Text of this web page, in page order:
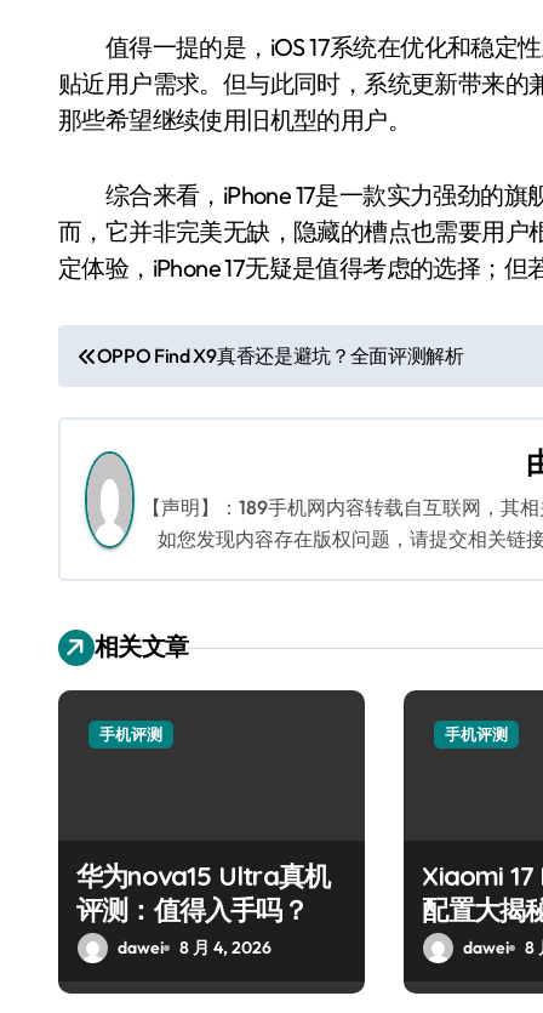
值得一提的是，iOS 17系统在优化和稳定
贴近用户需求。但与此同时，系统更新带来
那些希望继续使用旧机型的用户。
综合来看，iPhone 17是一款实力强劲的旗
而，它并非完美无缺，隐藏的槽点也需要用
定体验，iPhone 17无疑是值得考虑的选择；
文
章
导
航
OPPO Find X9真香还是避坑？全面评测解析
【声明】：189手机网内容转载自互联网，其
如您发现内容存在版权问题，请提交相关链
相关文章
手机评测
华为nova15 Ultra真机
评测：值得入手吗？
dawei 8 月 4, 2026
手机评测
Xiaomi
配置大揭
指南dawei 8